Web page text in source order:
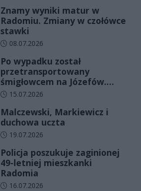
Znamy wyniki matur w
Radomiu. Zmiany w czołówce
stawki
Data dodania artykułu:
08.07.2026
Po wypadku został
przetransportowany
śmigłowcem na Józefów.
Historia mrozi krew w żyłach
Data dodania artykułu:
15.07.2026
Malczewski, Markiewicz i
duchowa uczta
Data dodania artykułu:
19.07.2026
Policja poszukuje zaginionej
49-letniej mieszkanki
Radomia
Data dodania artykułu:
16.07.2026